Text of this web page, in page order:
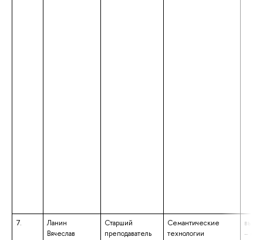
7.
Ланин
Вячеслав
Старший
преподаватель
Семантические
технологии
–